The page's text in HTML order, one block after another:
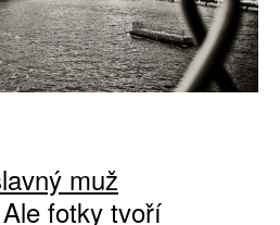
muž
fotky tvoří